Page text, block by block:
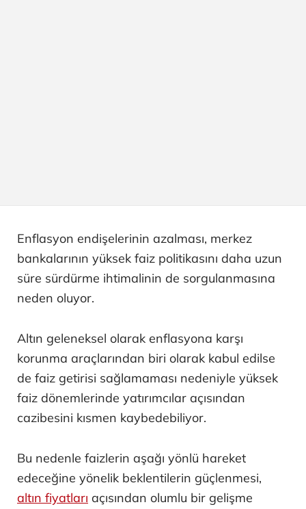
Enflasyon endişelerinin azalması, merkez
bankalarının yüksek faiz politikasını daha uzun
süre sürdürme ihtimalinin de sorgulanmasına
neden oluyor.
Altın geleneksel olarak enflasyona karşı
korunma araçlarından biri olarak kabul edilse
de faiz getirisi sağlamaması nedeniyle yüksek
faiz dönemlerinde yatırımcılar açısından
cazibesini kısmen kaybedebiliyor.
Bu nedenle faizlerin aşağı yönlü hareket
edeceğine yönelik beklentilerin güçlenmesi,
altın fiyatları açısından olumlu bir gelişme